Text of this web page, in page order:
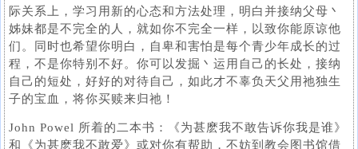
际关系上，学习用新的心态和方法处理，明白并接纳父母丶
姊妹都是不完全的人，就如你不完全一样，以致你能原谅他
们。同时也希望你明白，自卑和害怕是每个青少年成长的过
程，不是你特别不好。你可以发掘丶运用自己的长处，接纳
自己的短处，好好的对待自己，如此才不辜负天父用祂独生
子的宝血，将你买赎来归祂！
John Powel 所着的二本书：《为甚麽我不敢告诉你我是谁》
和《为甚麽我不敢爱》或对你有帮助，不妨到教会图书馆借